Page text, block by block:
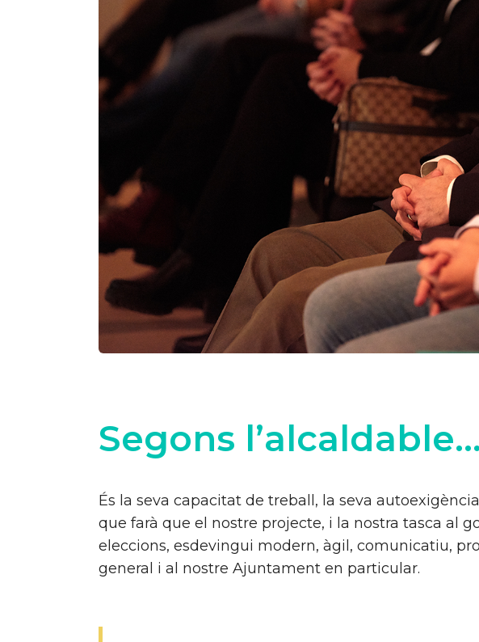
Segons l’alcaldable...
És la seva capacitat de treball, la seva
que farà que el nostre projecte, i la nostra tasca al
eleccions, esdevingui modern, àgil, comunicatiu,
general i al nostre Ajuntament en particular.